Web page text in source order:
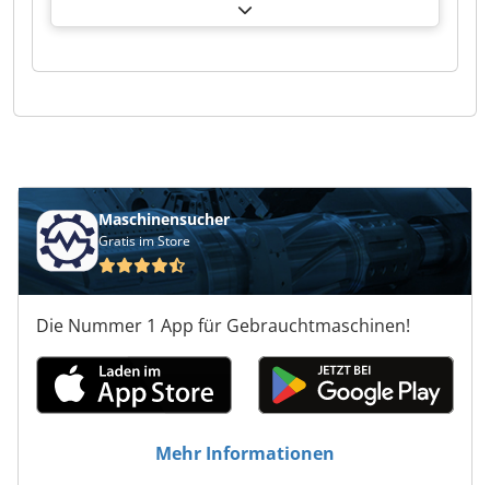
Maschinensucher
Gratis im Store
Die Nummer 1 App für Gebrauchtmaschinen!
Mehr Informationen